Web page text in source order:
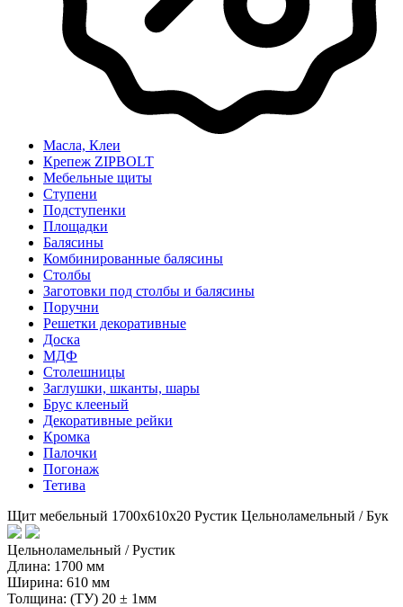
Масла, Клеи
Крепеж ZIPBOLT
Мебельные щиты
Ступени
Подступенки
Площадки
Балясины
Комбинированные балясины
Столбы
Заготовки под столбы и балясины
Поручни
Решетки декоративные
Доска
МДФ
Столешницы
Заглушки, шканты, шары
Брус клееный
Декоративные рейки
Кромка
Палочки
Погонаж
Тетива
Щит мебельный 1700х610х20 Рустик Цельноламельный / Бук
Цельноламельный / Рустик
Длина: 1700 мм
Ширина: 610 мм
Толщина: (ТУ) 20 ± 1мм